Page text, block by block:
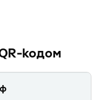
кодом